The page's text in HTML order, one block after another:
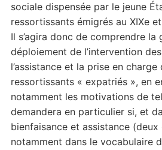
sociale dispensée par le jeune
ressortissants émigrés au XIXe
Il s’agira donc de comprendre la
déploiement de l’intervention
l’assistance et la prise en charge
ressortissants « expatriés », en
notamment les motivations de
demandera en particulier si, et
bienfaisance et assistance
notamment dans le vocabulaire